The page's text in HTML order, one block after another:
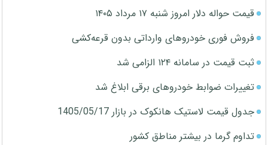
قیمت حواله دلار امروز شنبه ۱۷ مرداد ۱۴۰۵
فروش فوری خودروهای وارداتی بدون قرعه‌کشی
ثبت قیمت در سامانه ۱۲۴ الزامی شد
تغییرات ضوابط خودروهای برقی ابلاغ شد
جدول قیمت لاستیک هانکوک در بازار 1405/05/17
تداوم گرما در بیشتر مناطق کشور